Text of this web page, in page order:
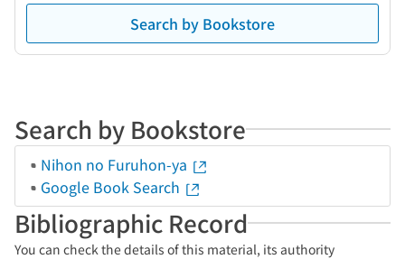
Search by Bookstore
Search by Bookstore
Nihon no Furuhon-ya
Google Book Search
Bibliographic Record
You can check the details of this material, its authority